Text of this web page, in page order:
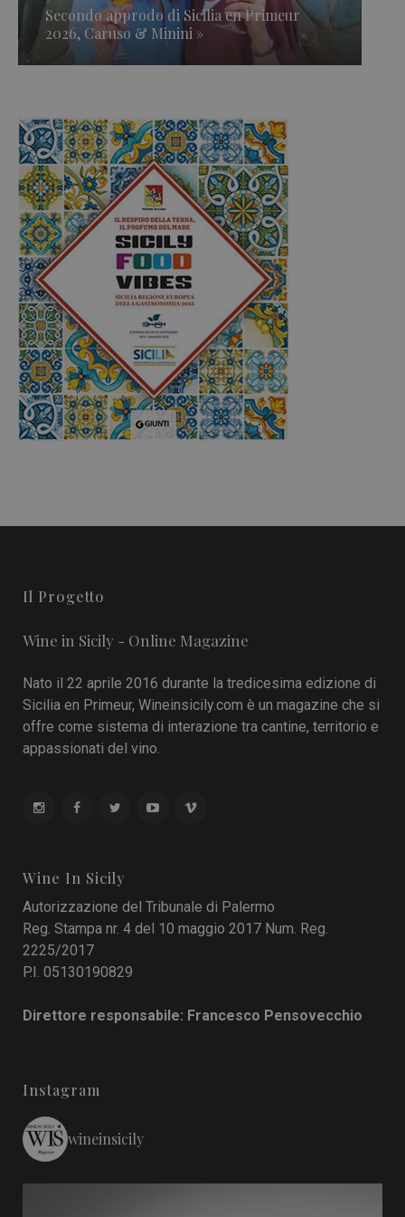
Secondo approdo di Sicilia en Primeur
2026, Caruso & Minini »
Il Progetto
Wine in Sicily - Online Magazine
Nato il 22 aprile 2016 durante la tredicesima edizione di
Sicilia en Primeur, Wineinsicily.com è un magazine che si
offre come sistema di interazione tra cantine, territorio e
appassionati del vino.
Wine In Sicily
Autorizzazione del Tribunale di Palermo
Reg. Stampa nr. 4 del 10 maggio 2017 Num. Reg.
2225/2017
P.I. 05130190829
Direttore responsabile: Francesco Pensovecchio
Instagram
wineinsicily